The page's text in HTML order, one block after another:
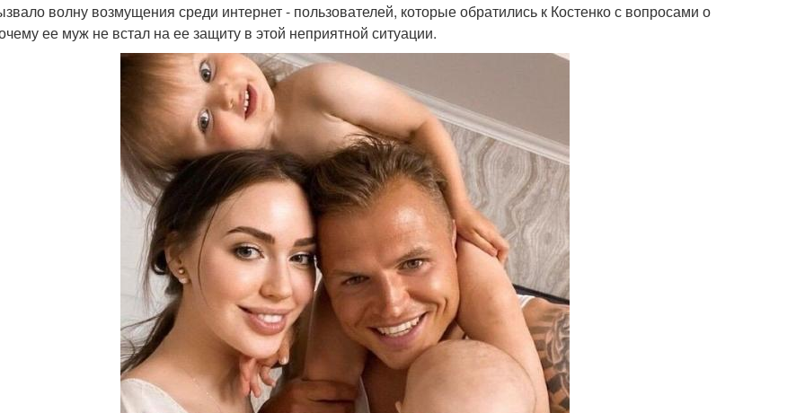
волну возмущения среди интернет - пользователей, которые обратились к Костенко с вопросами о
ее муж не встал на ее защиту в этой неприятной ситуации.